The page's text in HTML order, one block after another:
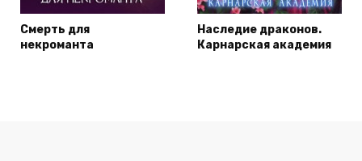
Смерть для
некроманта
Наследие драконов.
Карнарская академия